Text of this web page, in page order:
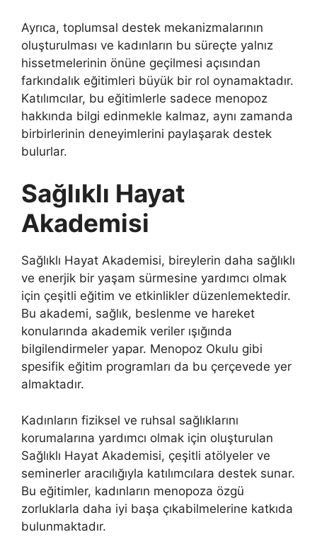
Ayrıca, toplumsal destek mekanizmalarının
oluşturulması ve kadınların bu süreçte yalnız
hissetmelerinin önüne geçilmesi açısından
farkındalık eğitimleri büyük bir rol oynamaktadır.
Katılımcılar, bu eğitimlerle sadece menopoz
hakkında bilgi edinmekle kalmaz, aynı zamanda
birbirlerinin deneyimlerini paylaşarak destek
bulurlar.
Sağlıklı Hayat
Akademisi
Sağlıklı Hayat Akademisi, bireylerin daha sağlıklı
ve enerjik bir yaşam sürmesine yardımcı olmak
için çeşitli eğitim ve etkinlikler düzenlemektedir.
Bu akademi, sağlık, beslenme ve hareket
konularında akademik veriler ışığında
bilgilendirmeler yapar. Menopoz Okulu gibi
spesifik eğitim programları da bu çerçevede yer
almaktadır.
Kadınların fiziksel ve ruhsal sağlıklarını
korumalarına yardımcı olmak için oluşturulan
Sağlıklı Hayat Akademisi, çeşitli atölyeler ve
seminerler aracılığıyla katılımcılara destek sunar.
Bu eğitimler, kadınların menopoza özgü
zorluklarla daha iyi başa çıkabilmelerine katkıda
bulunmaktadır.